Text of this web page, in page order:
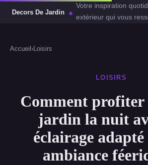
Votre inspiration
extérieur qui vous
Accueil ›Loisirs
LOISIRS
Comment profiter
jardin la nuit
éclairage adapté
ambiance